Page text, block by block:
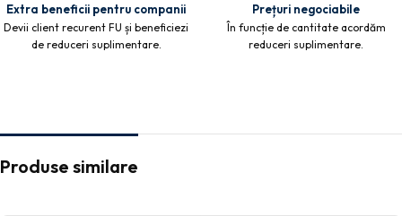
Extra beneficii pentru companii
Devii client recurent FU și beneficiezi
de reduceri suplimentare.
Prețuri negociabile
În funcție de cantitate acordăm
reduceri suplimentare.
Produse similare